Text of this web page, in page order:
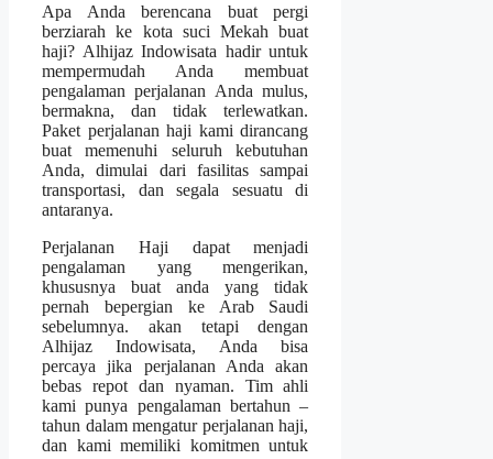
Apa Anda berencana buat pergi
berziarah ke kota suci Mekah buat
haji? Alhijaz Indowisata hadir untuk
mempermudah Anda membuat
pengalaman perjalanan Anda mulus,
bermakna, dan tidak terlewatkan.
Paket perjalanan haji kami dirancang
buat memenuhi seluruh kebutuhan
Anda, dimulai dari fasilitas sampai
transportasi, dan segala sesuatu di
antaranya.
Perjalanan Haji dapat menjadi
pengalaman yang mengerikan,
khususnya buat anda yang tidak
pernah bepergian ke Arab Saudi
sebelumnya. akan tetapi dengan
Alhijaz Indowisata, Anda bisa
percaya jika perjalanan Anda akan
bebas repot dan nyaman. Tim ahli
kami punya pengalaman bertahun –
tahun dalam mengatur perjalanan haji,
dan kami memiliki komitmen untuk